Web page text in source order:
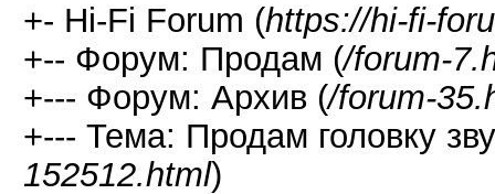
+- Hi-Fi Forum (https://hi-fi-
+-- Форум: Продам (/forum-
+--- Форум: Архив (/forum-
+--- Тема: Продам головку
152512.html)